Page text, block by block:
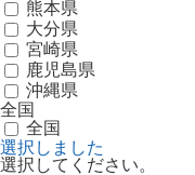
熊本県
大分県
宮崎県
鹿児島県
沖縄県
全国
全国
選択しました
選択してください。